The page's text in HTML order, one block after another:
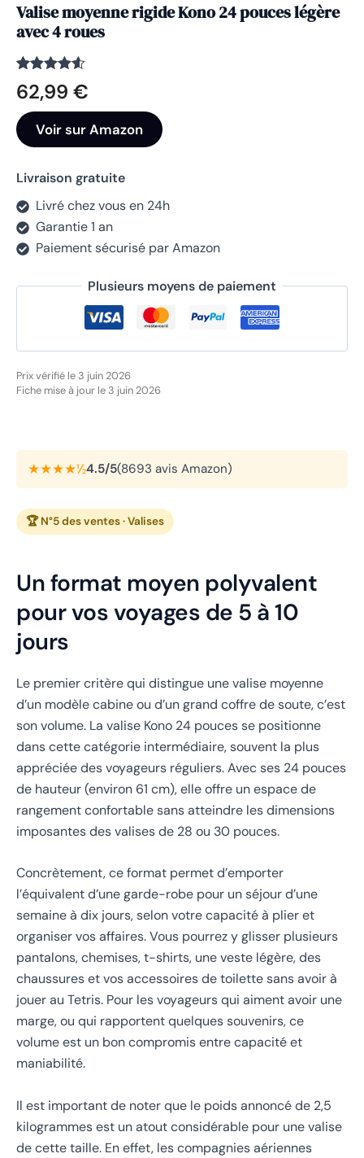
Valise moyenne rigide Kono 24 pouces légère
avec 4 roues
Noté
4.5
sur 5
8693
notations
client
62,99 €
Voir sur Amazon
Livraison gratuite
Livré chez vous en 24h
Garantie 1 an
Paiement sécurisé par Amazon
Plusieurs moyens de paiement
Prix vérifié le 3 juin 2026
Fiche mise à jour le 3 juin 2026
★★★★½4.5/5(8693 avis Amazon)
🏆 N°5 des ventes · Valises
Un format moyen polyvalent
pour vos voyages de 5 à 10
jours
Le premier critère qui distingue une valise moyenne
d’un modèle cabine ou d’un grand coffre de soute, c’est
son volume. La valise Kono 24 pouces se positionne
dans cette catégorie intermédiaire, souvent la plus
appréciée des voyageurs réguliers. Avec ses 24 pouces
de hauteur (environ 61 cm), elle offre un espace de
rangement confortable sans atteindre les dimensions
imposantes des valises de 28 ou 30 pouces.
Concrètement, ce format permet d’emporter
l’équivalent d’une garde-robe pour un séjour d’une
semaine à dix jours, selon votre capacité à plier et
organiser vos affaires. Vous pourrez y glisser plusieurs
pantalons, chemises, t-shirts, une veste légère, des
chaussures et vos accessoires de toilette sans avoir à
jouer au Tetris. Pour les voyageurs qui aiment avoir une
marge, ou qui rapportent quelques souvenirs, ce
volume est un bon compromis entre capacité et
maniabilité.
Il est important de noter que le poids annoncé de 2,5
kilogrammes est un atout considérable pour une valise
de cette taille. En effet, les compagnies aériennes